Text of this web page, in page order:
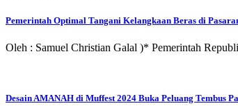
Pemerintah Optimal Tangani Kelangkaan Beras di
Oleh : Samuel Christian Galal )* Pemerintah
Desain AMANAH di Muffest 2024 Buka Peluang Tembus